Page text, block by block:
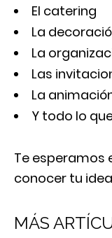
El catering
La
La
Las
La
Y todo lo
Te esperamos
conocer tu
MÁS